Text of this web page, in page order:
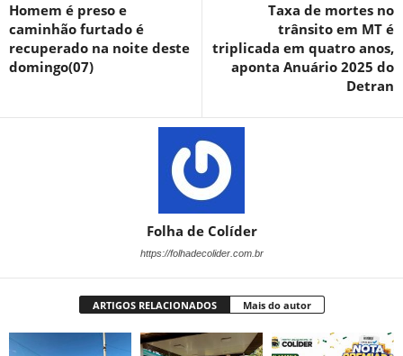
Homem é preso e
caminhão furtado é
recuperado na noite deste
domingo(07)
Taxa de mortes no
trânsito em MT é
triplicada em quatro anos,
aponta Anuário 2025 do
Detran
Folha de Colíder
https://folhadecolider.com.br
ARTIGOS RELACIONADOS Mais do autor